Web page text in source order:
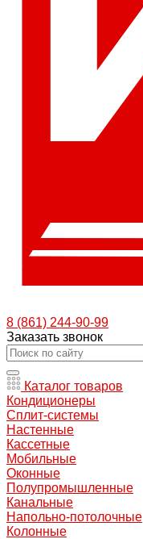
8 (861) 244-90-99
Заказать звонок
Каталог товаров
Кондиционеры
Сплит-системы
Настенные
Кассетные
Мобильные
Оконные
Полупромышленные
Канальные
Напольно-потолочные
Колонные